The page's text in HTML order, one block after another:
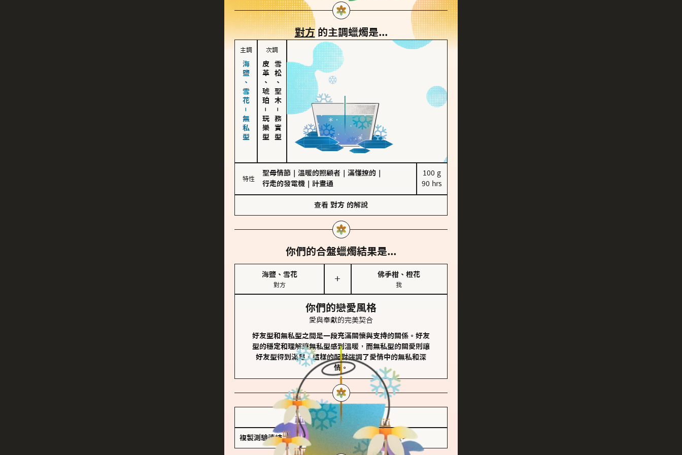
對方的主調蠟燭是...
主調
海鹽、雪花－無私型
次調
皮革、琥珀
－
玩樂型
雪松、聖木
－
務實型
特性
聖母情節 溫暖的照顧者 滿懂撩的
行走的發電機
計畫通
100 g
90 hrs
查看 對方 的解說
你們的合盤蠟燭結果是...
海鹽、雪花
對方
＋
佛手柑、橙花
我
你們的戀愛風格
愛與奉獻的完美契合
好友型和無私型之間是一段充滿關懷與支持的關係。好友
型的穩定和理解讓無私型感到溫暖，而無私型的關愛則讓
好友型得到滿足。這樣的配對強調了愛情中的無私和深
情。
儲存我的結果圖
複製測驗連結 查看香氛類型全解析 >>>